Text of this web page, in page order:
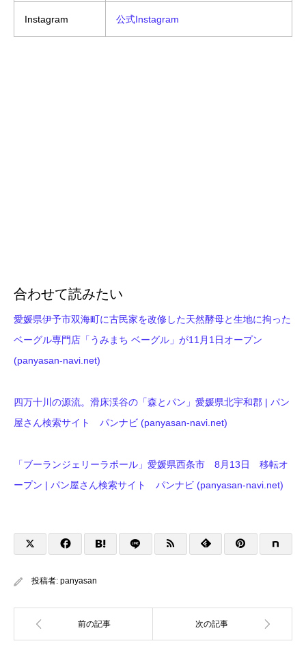
Instagram 公式Instagram
合わせて読みたい
愛媛県伊予市双海町に古民家を改修した天然酵母と生地に拘った
ベーグル専門店「うみまち ベーグル」が11月1日オープン
(panyasan-navi.net)
四万十川の源流。滑床渓谷の「森とパン」愛媛県北宇和郡 | パン
屋さん検索サイト パンナビ (panyasan-navi.net)
「ブーランジェリーラポール」愛媛県西条市 8月13日 移転オ
ープン | パン屋さん検索サイト パンナビ (panyasan-navi.net)
投稿者: panyasan